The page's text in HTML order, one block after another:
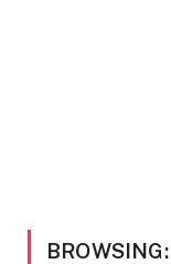
BROWSING: